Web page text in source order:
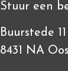
Stuur een
Buurstede 11
8431 NA